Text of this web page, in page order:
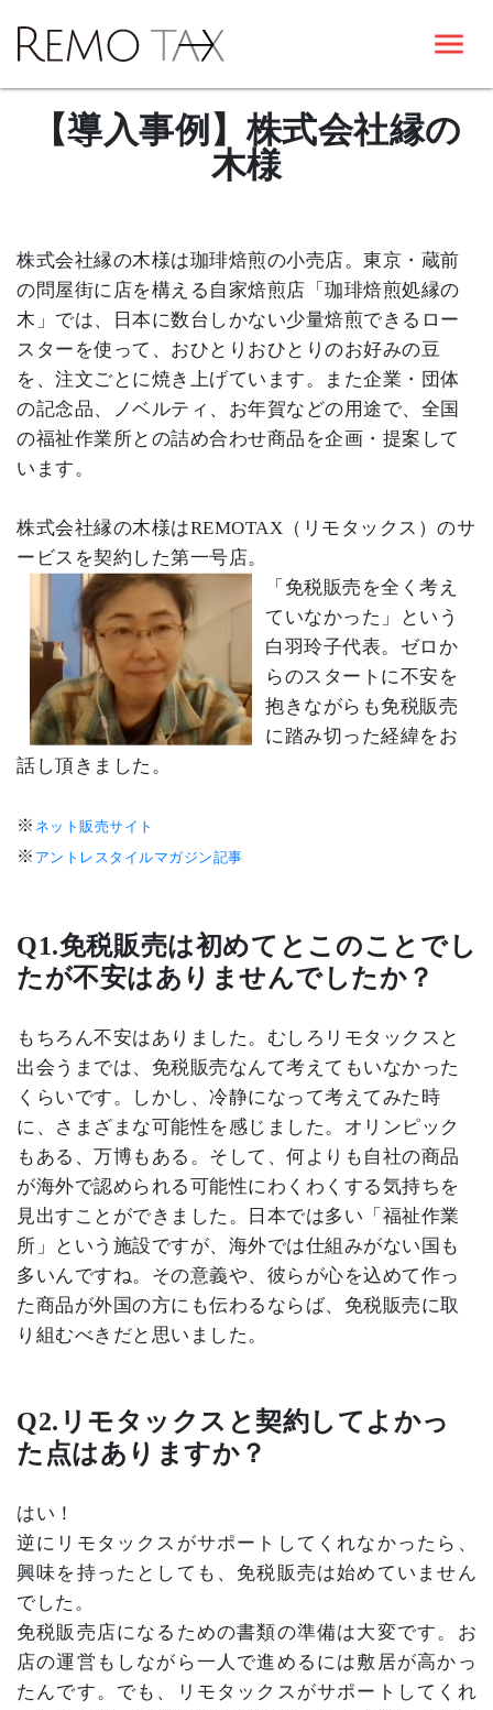
【導入事例】株式会社縁の
木様
株式会社縁の木様は珈琲焙煎の小売店。東京・蔵前
の問屋街に店を構える自家焙煎店「珈琲焙煎処縁の
木」では、日本に数台しかない少量焙煎できるロー
スターを使って、おひとりおひとりのお好みの豆
を、注文ごとに焼き上げています。また企業・団体
の記念品、ノベルティ、お年賀などの用途で、全国
の福祉作業所との詰め合わせ商品を企画・提案して
います。
株式会社縁の木様はREMOTAX （リモタックス）のサ
ービスを契約した第一号店。
「免税販売を全く考え
ていなかった」という
白羽玲子代表。ゼロか
らのスタートに不安を
抱きながらも免税販売
に踏み切った経緯をお
話し頂きました。
※ ネット販売サイト
※ アントレスタイルマガジン記事
Q1.免税販売は初めてとこのことでし
たが不安はありませんでしたか？
もちろん不安はありました。むしろリモタックスと
出会うまでは、免税販売なんて考えてもいなかった
くらいです。しかし、冷静になって考えてみた時
に、さまざまな可能性を感じました。オリンピック
もある、万博もある。そして、何よりも自社の商品
が海外で認められる可能性にわくわくする気持ちを
見出すことができました。日本では多い「福祉作業
所」という施設ですが、海外では仕組みがない国も
多いんですね。その意義や、彼らが心を込めて作っ
た商品が外国の方にも伝わるならば、免税販売に取
り組むべきだと思いました。
Q2. リモタックスと契約してよかっ
た点はありますか？
はい！
逆にリモタックスがサポートしてくれなかったら、
興味を持ったとしても、免税販売は始めていません
でした。
免税販売店になるための書類の準備は大変です。お
店の運営もしながら一人で進めるには敷居が高かっ
たんです。でも、リモタックスがサポートしてくれ